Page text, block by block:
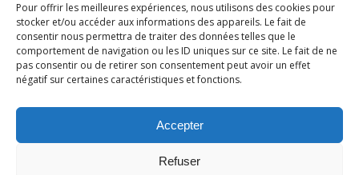
Pour offrir les meilleures expériences, nous utilisons des cookies pour
stocker et/ou accéder aux informations des appareils. Le fait de
consentir nous permettra de traiter des données telles que le
comportement de navigation ou les ID uniques sur ce site. Le fait de ne
pas consentir ou de retirer son consentement peut avoir un effet
négatif sur certaines caractéristiques et fonctions.
Accepter
Refuser
Nous découvrir
Qui sommes-nous
L’association Trésorsmédia
Politique de cookies (UE)